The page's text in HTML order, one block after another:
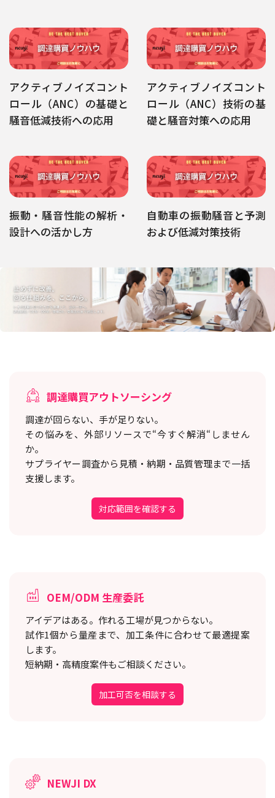
アクティブノイズコント
ロール（ANC）の基礎と
騒音低減技術への応用
アクティブノイズコント
ロール（ANC）技術の基
礎と騒音対策への応用
振動・騒音性能の解析・
設計への活かし方
自動車の振動騒音と予測
および低減対策技術
調達購買アウトソーシング
調達が回らない、手が足りない。
その悩みを、外部リソースで“今すぐ解消“しません
か。
サプライヤー調査から見積・納期・品質管理まで一括
支援します。
対応範囲を確認する
OEM/ODM 生産委託
アイデアはある。作れる工場が見つからない。
試作1個から量産まで、加工条件に合わせて最適提案
します。
短納期・高精度案件もご相談ください。
加工可否を相談する
NEWJI DX